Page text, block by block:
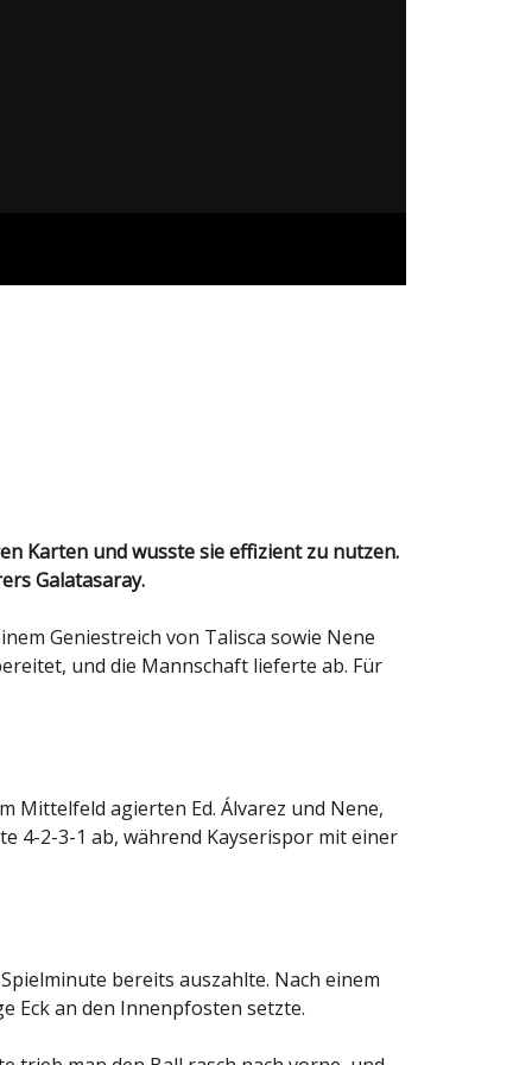
Galatasaray.
Geniestreich von Talisca sowie Nene
und die Mannschaft lieferte ab. Für
Mittelfeld agierten Ed. Álvarez und Nene,
4-2-3-1 ab, während Kayserispor mit einer
bereits auszahlte. Nach einem
Eck an den Innenpfosten setzte.